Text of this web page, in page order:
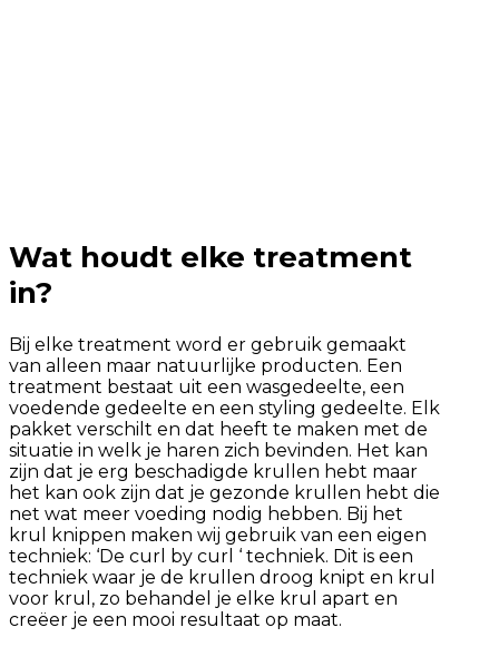
Wat houdt elke treatment
in?
Bij elke treatment word er gebruik gemaakt
van alleen maar natuurlijke producten. Een
treatment bestaat uit een wasgedeelte, een
voedende gedeelte en een styling gedeelte. Elk
pakket verschilt en dat heeft te maken met de
situatie in welk je haren zich bevinden. Het kan
zijn dat je erg beschadigde krullen hebt maar
het kan ook zijn dat je gezonde krullen hebt die
net wat meer voeding nodig hebben. Bij het
krul knippen maken wij gebruik van een eigen
techniek: ‘De curl by curl ‘ techniek. Dit is een
techniek waar je de krullen droog knipt en krul
voor krul, zo behandel je elke krul apart en
creëer je een mooi resultaat op maat.